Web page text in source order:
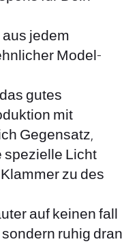
jedem
Model-
gutes
mit
Gegensatz,
spezielle Licht
zu des
auf keinen fall
ruhig dran